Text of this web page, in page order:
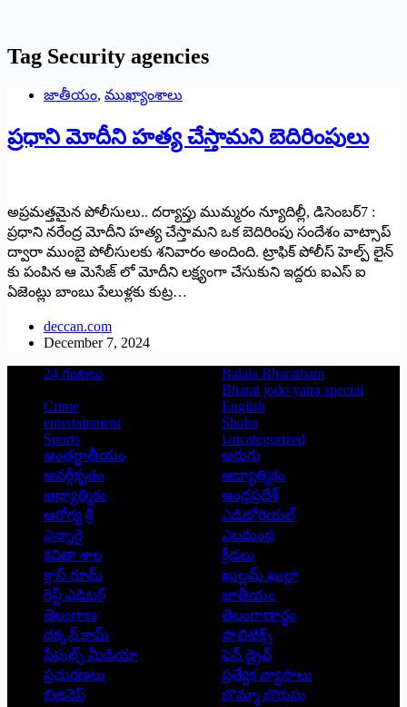
Tag Security agencies
జాతీయం, ముఖ్యాంశాలు
ప్రధాని మోదీని హత్య చేస్తామని బెదిరింపులు
అప్రమత్తమైన పోలీసులు.. దర్యాప్తు ముమ్మరం న్యూదిల్లీ, డిసెంబర్‌7 :
ప్రధాని నరేంద్ర మోదీని హత్య చేస్తామని ఒక బెదిరింపు సందేశం వాట్సాప్‌
ద్వారా ముంబై పోలీసులకు శనివారం అందింది. ట్రాఫిక్‌ పోలీస్‌ హెల్ప్‌ లైన్‌
కు పంపిన ఆ మెసేజ్‌ లో మోదీని లక్ష్యంగా చేసుకుని ఇద్దరు ఐఎస్‌ ఐ
ఏజెంట్లు బాంబు పేలుళ్లకు కుట్ర…
deccan.com
December 7, 2024
24 గంటలు
Balala Bharatham
Bharat jodo yatra special
Crime
English
entertainment
Shoba
Sports
Uncategorized
అంతర్జాతీయం
అరుగు
అవర్గీకృతం
ఆద్యాత్మికం
ఆధ్యాత్మికం
ఆంధ్రప్రదేశ్
ఆరోగ్య శ్రీ
ఎడిటోరియల్
ఎన్నారై
ఎలమంద
కవితా శాల
క్రీడలు
క్లాస్ రూమ్
ఖుల్లమ్ ఖుల్లా
గెస్ట్ ఎడిటర్
జాతీయం
తెలంగాణ
తెలంగాణార్థం
దక్కన్.కామ్
పాలిటిక్స్
పీపుల్స్ ‌మీడియా
పెన్ డ్రైవ్
ప్రచురణలు
ప్రత్యేక వ్యాసాలు
బిజినెస్
బొమ్మా బొరుసు